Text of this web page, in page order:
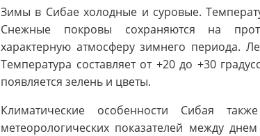
Зимы в Сибае холодные и суровые.
Снежные покровы сохраняются на
характерную атмосферу зимнего периода.
Температура составляет от +20 до +30
появляется зелень и цветы.
Климатические особенности Сибая
метеорологических показателей между